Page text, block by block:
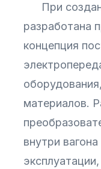
При
разработана
концепция
материалов.
внутри